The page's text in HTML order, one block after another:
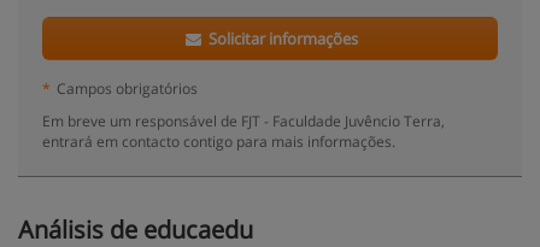
Solicitar informações
* Campos obrigatórios
Em breve um responsável de FJT - Faculdade Juvêncio Terra,
entrará em contacto contigo para mais informações.
Análisis de educaedu